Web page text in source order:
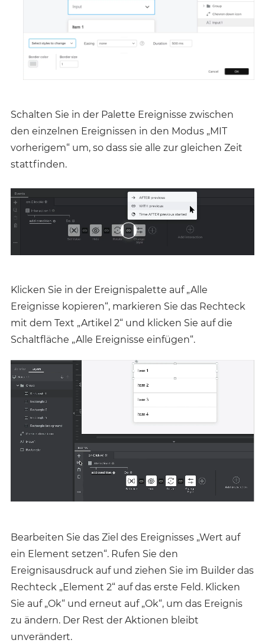
Schalten Sie in der Palette Ereignisse zwischen
den einzelnen Ereignissen in den Modus „MIT
vorherigem“ um, so dass sie alle zur gleichen Zeit
stattfinden.
Klicken Sie in der Ereignispalette auf „Alle
Ereignisse kopieren“, markieren Sie das Rechteck
mit dem Text „Artikel 2“ und klicken Sie auf die
Schaltfläche „Alle Ereignisse einfügen“.
Bearbeiten Sie das Ziel des Ereignisses „Wert auf
ein Element setzen“. Rufen Sie den
Ereignisausdruck auf und ziehen Sie im Builder das
Rechteck „Element 2“ auf das erste Feld. Klicken
Sie auf „Ok“ und erneut auf „Ok“, um das Ereignis
zu ändern. Der Rest der Aktionen bleibt
unverändert.